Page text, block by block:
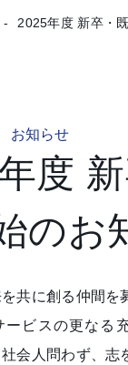
2025年度 新卒・
お知らせ
度
のお
共に創る仲間を
ービスの更なる
会人問わず、志